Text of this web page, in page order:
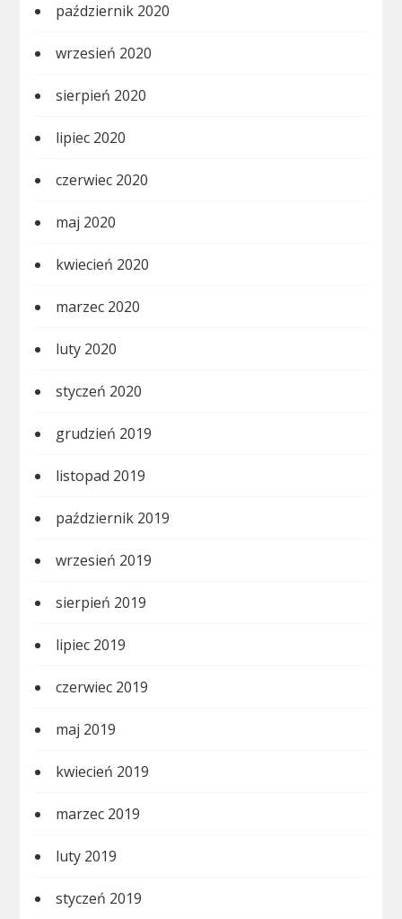
październik 2020
wrzesień 2020
sierpień 2020
lipiec 2020
czerwiec 2020
maj 2020
kwiecień 2020
marzec 2020
luty 2020
styczeń 2020
grudzień 2019
listopad 2019
październik 2019
wrzesień 2019
sierpień 2019
lipiec 2019
czerwiec 2019
maj 2019
kwiecień 2019
marzec 2019
luty 2019
styczeń 2019